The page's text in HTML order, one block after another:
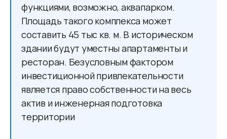
функциями, возможно, аквапарком.
Площадь такого комплекса может
составить 45 тыс кв. м. В историческом
здании будут уместны апартаменты и
ресторан. Безусловным фактором
инвестиционной привлекательности
является право собственности на весь
актив и инженерная подготовка
территории